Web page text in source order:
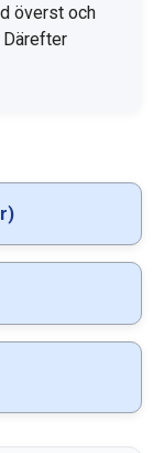
överst och
Därefter